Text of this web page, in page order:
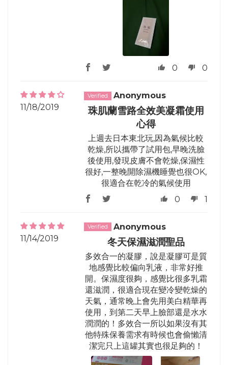
0 0
11/18/2019
Anonymous
珠肌蘭雪路全效美凝霜使用
心得
上週去日本東北玩,因為氣候比較
乾燥,所以攜帶了試用包,早晚洗臉
後使用,發現皮膚不會乾燥,保濕性
很好,一整晚開除濕機睡覺也很OK,
很適合在乾冷的氣候使用
0
1
11/14/2019
Anonymous
冬天保濕滋潤聖品
多效合一的凝膠，說是凝膠可是質
地感覺比較偏向乳液，非常好推
開。保濕度很夠，感覺比很多乳霜
還滋潤，很適合現在變冷變乾燥的
天氣，通常晚上會先用美白精華再
使用，到第二天早上臉部還是水水
潤潤的！多效合一所以如果沒有其
他特殊保養需求有時候也會偷懶清
潔完只上這罐其實也很足夠的！